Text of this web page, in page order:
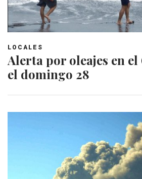
LOCALES
Alerta por oleajes en el
el domingo 28